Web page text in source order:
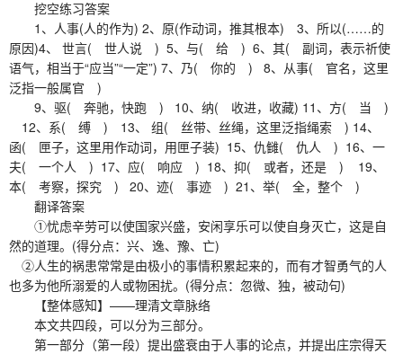
挖空练习答案
1、人事(人的作为) 2、原(作动词，推其根本) 3、所以(……的
原因)4、 世言( 世人说 ) 5、与( 给 ) 6、其( 副词，表示祈使
语气，相当于“应当”“一定”) 7、乃( 你的 ) 8、从事( 官名，这里
泛指一般属官 )
9、驱( 奔驰，快跑 ) 10、纳( 收进，收藏) 11、方( 当 )
12、系( 缚 ) 13、 组( 丝带、丝绳，这里泛指绳索 ) 14、
函( 匣子，这里用作动词，用匣子装) 15、仇雠( 仇人 ) 16、一
夫( 一个人 ) 17、应( 响应 ) 18、抑( 或者，还是 ) 19、
本( 考察，探究 ) 20、迹( 事迹 ) 21、举( 全，整个 )
翻译答案
①忧虑辛劳可以使国家兴盛，安闲享乐可以使自身灭亡，这是自
然的道理。(得分点：兴、逸、豫、亡)
②人生的祸患常常是由极小的事情积累起来的，而有才智勇气的人
也多为他所溺爱的人或物困扰。(得分点：忽微、独，被动句)
【整体感知】——理清文章脉络
本文共四段，可以分为三部分。
第一部分（第一段）提出盛衰由于人事的论点，并提出庄宗得天